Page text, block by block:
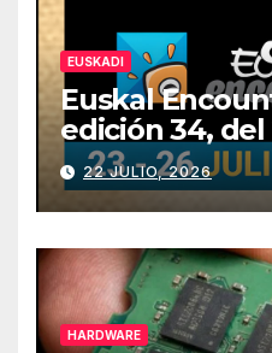
EUSKADI
Euskal
edición 34, del
julio
22 JULIO, 2026
HARDWARE